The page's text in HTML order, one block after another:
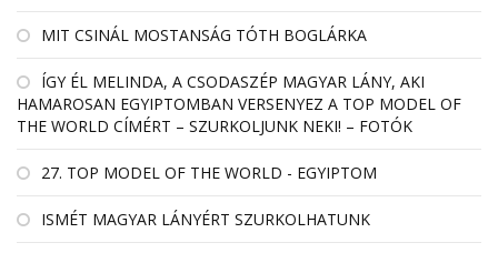
MIT CSINÁL MOSTANSÁG TÓTH BOGLÁRKA
ÍGY ÉL MELINDA, A CSODASZÉP MAGYAR LÁNY, AKI
HAMAROSAN EGYIPTOMBAN VERSENYEZ A TOP MODEL OF
THE WORLD CÍMÉRT – SZURKOLJUNK NEKI! – FOTÓK
27. TOP MODEL OF THE WORLD - EGYIPTOM
ISMÉT MAGYAR LÁNYÉRT SZURKOLHATUNK